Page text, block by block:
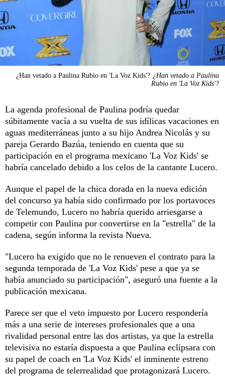
¿Han vetado a Paulina Rubio en 'La Voz Kids'? ¿Han vetado a Paulina
Rubio en 'La Voz Kids'?
La agenda profesional de Paulina podría quedar
súbitamente vacía a su vuelta de sus idílicas vacaciones en
aguas mediterráneas junto a su hijo Andrea Nicolás y su
pareja Gerardo Bazúa, teniendo en cuenta que su
participación en el programa mexicano 'La Voz Kids' se
habría cancelado debido a los celos de la cantante Lucero.
Aunque el papel de la chica dorada en la nueva edición
del concurso ya había sido confirmado por los portavoces
de Telemundo, Lucero no habría querido arriesgarse a
competir con Paulina por convertirse en la "estrella" de la
cadena, según informa la revista Nueva.
"Lucero ha exigido que no le renueven el contrato para la
segunda temporada de 'La Voz Kids' pese a que ya se
había anunciado su participación", aseguró una fuente a la
publicación mexicana.
Parece ser que el veto impuesto por Lucero respondería
más a una serie de intereses profesionales que a una
rivalidad personal entre las dos artistas, ya que la estrella
televisiva no estaría dispuesta a que Paulina eclipsara con
su papel de coach en 'La Voz Kids' el inminente estreno
del programa de telerrealidad que protagonizará Lucero.